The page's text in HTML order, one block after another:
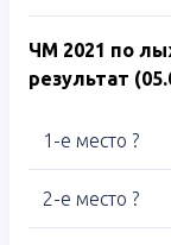
ЧМ 2021 по
результат
1-е место ?
2-е место ?